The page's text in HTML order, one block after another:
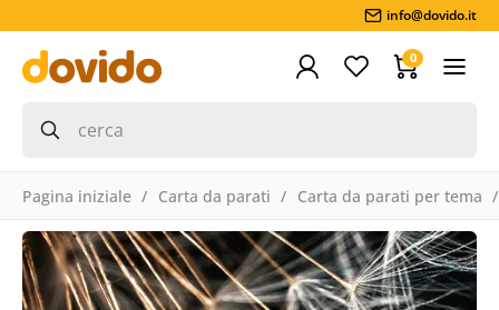
info@dovido.it
0
Pagina iniziale Carta da parati Carta da parati per tema